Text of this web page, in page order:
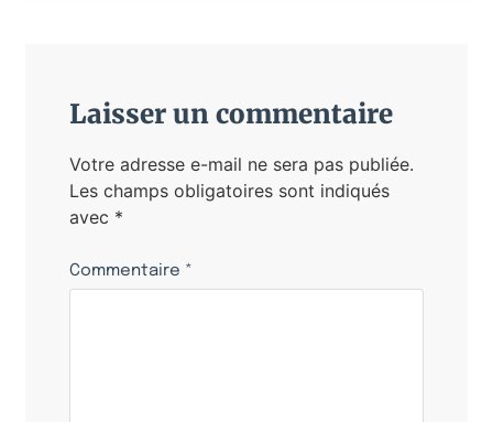
Laisser un commentaire
Votre adresse e-mail ne sera pas publiée.
Les champs obligatoires sont indiqués
avec *
Commentaire *